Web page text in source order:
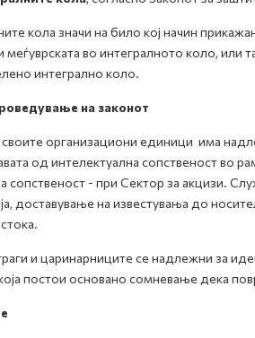
кола значи на било кој начин
меѓуврската во интегралното коло,
интегрално коло.
на законот
своите организациони единици има
од интелектуална сопственост во
сопственост - при Сектор за акцизи.
доставување на известувања до
и царинарниците се надлежни за
постои основано сомневање дека